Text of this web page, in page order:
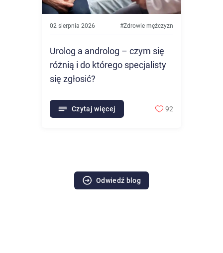
02 sierpnia 2026 #Zdrowie mężczyzn
Urolog a androlog – czym się
różnią i do którego specjalisty
się zgłosić?
Czytaj więcej 92
Odwiedź blog